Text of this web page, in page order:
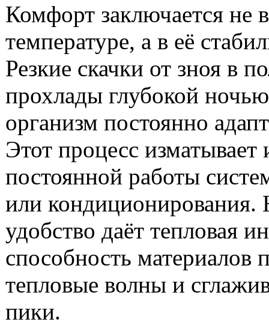
Комфорт заключается не
температуре, а в её
Резкие скачки от зноя в
прохлады глубокой
организм постоянно
Этот процесс изматывает
постоянной работы
или кондиционирования.
удобство даёт тепловая
способность материалов
тепловые волны и
пики.